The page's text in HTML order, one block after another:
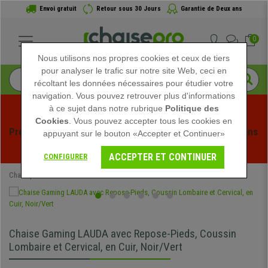
Envoi gratuit Retour sous 30 Jours Garantie de Deux ans
0
Profitez des soldes d'été chez Chaisepro ! Des réductions
exclusives pour une durée limitée - Voir l'offre
Chaisepro
Chaise Gaming LAUDA avec Repose-Pieds, Coussin
Lombaire et Cervical, en Cuir, Noir/Vert
Nous utilisons nos propres cookies et ceux de tiers
pour analyser le trafic sur notre site Web, ceci en
récoltant les données nécessaires pour étudier votre
navigation. Vous pouvez retrouver plus d'informations
à ce sujet dans notre rubrique Politique des
Cookies . Vous pouvez accepter tous les cookies en
appuyant sur le bouton «Accepter et Continuer»
CONFIGURER ACCEPTER ET CONTINUER